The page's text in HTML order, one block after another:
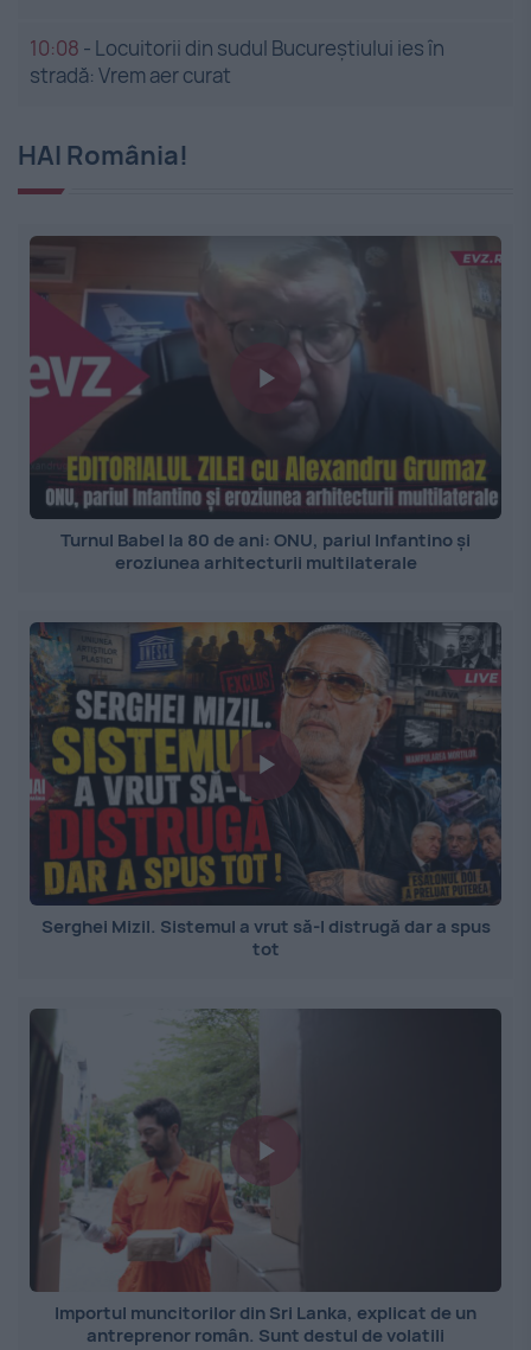
10:08 - Locuitorii din sudul Bucureștiului ies în
stradă: Vrem aer curat
HAI România!
Turnul Babel la 80 de ani: ONU, pariul Infantino și
eroziunea arhitecturii multilaterale
Serghei Mizil. Sistemul a vrut să-l distrugă dar a spus
tot
Importul muncitorilor din Sri Lanka, explicat de un
antreprenor român. Sunt destul de volatili